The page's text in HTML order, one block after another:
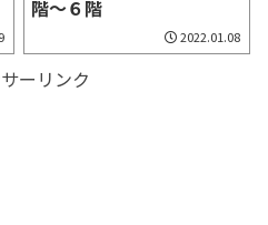
階～６階
2022.01.08
ーリンク